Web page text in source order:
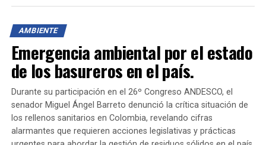
En Palm Springs, los termómetros podrían llegar a los
46 ºC, al igual que en estados vecinos como Arizona y
Nevada, donde se esperan condiciones similares. Tanto
en Las Vegas como en Phoenix, se pronostica que las
temperaturas alcancen los 46 ºC. Además, se ha emitido
una advertencia de calor excesivo para el Valle del Río
Mississippi, donde el índice de calor, que combina la
temperatura aparente con la humedad relativa del aire,
podría llegar hasta los 48 ºC en Nueva Orleans.
AMBIENTE
Emergencia ambiental por el estado
de los basureros en el país.
Durante su participación en el 26º Congreso ANDESCO, el
senador Miguel Ángel Barreto denunció la crítica situación de
los rellenos sanitarios en Colombia, revelando cifras
alarmantes que requieren acciones legislativas y prácticas